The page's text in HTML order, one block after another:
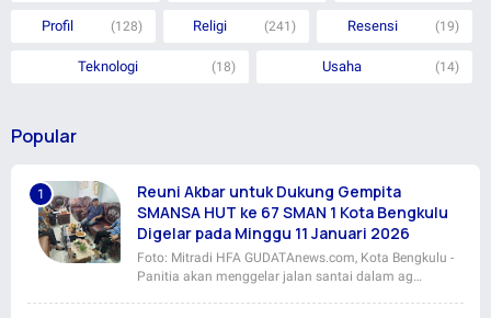
Profil (128) Religi (241) Resensi (19)
Teknologi (18) Usaha (14)
Popular
Reuni Akbar untuk Dukung Gempita
SMANSA HUT ke 67 SMAN 1 Kota Bengkulu
Digelar pada Minggu 11 Januari 2026
Foto: Mitradi HFA GUDATAnews.com, Kota Bengkulu -
Panitia akan menggelar jalan santai dalam ag…